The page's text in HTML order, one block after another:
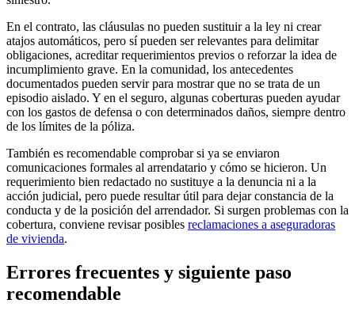
En el contrato, las cláusulas no pueden sustituir a la ley ni crear
atajos automáticos, pero sí pueden ser relevantes para delimitar
obligaciones, acreditar requerimientos previos o reforzar la idea de
incumplimiento grave. En la comunidad, los antecedentes
documentados pueden servir para mostrar que no se trata de un
episodio aislado. Y en el seguro, algunas coberturas pueden ayudar
con los gastos de defensa o con determinados daños, siempre dentro
de los límites de la póliza.
También es recomendable comprobar si ya se enviaron
comunicaciones formales al arrendatario y cómo se hicieron. Un
requerimiento bien redactado no sustituye a la denuncia ni a la
acción judicial, pero puede resultar útil para dejar constancia de la
conducta y de la posición del arrendador. Si surgen problemas con la
cobertura, conviene revisar posibles reclamaciones a aseguradoras
de vivienda.
Errores frecuentes y siguiente paso
recomendable